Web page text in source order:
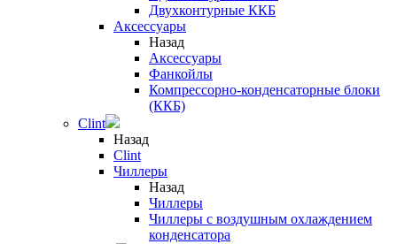
Двухконтурные ККБ
Аксессуары
Назад
Аксессуары
Фанкойлы
Компрессорно-конденсаторные блоки
(ККБ)
Clint
Назад
Clint
Чиллеры
Назад
Чиллеры
Чиллеры с воздушным охлаждением
конденсатора